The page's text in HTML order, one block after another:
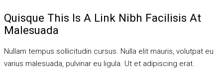
Quisque This Is A Link Nibh Facilisis At
Malesuada
Nullam tempus sollicitudin cursus. Nulla elit mauris, volutpat eu
varius malesuada, pulvinar eu ligula. Ut et adipiscing erat.